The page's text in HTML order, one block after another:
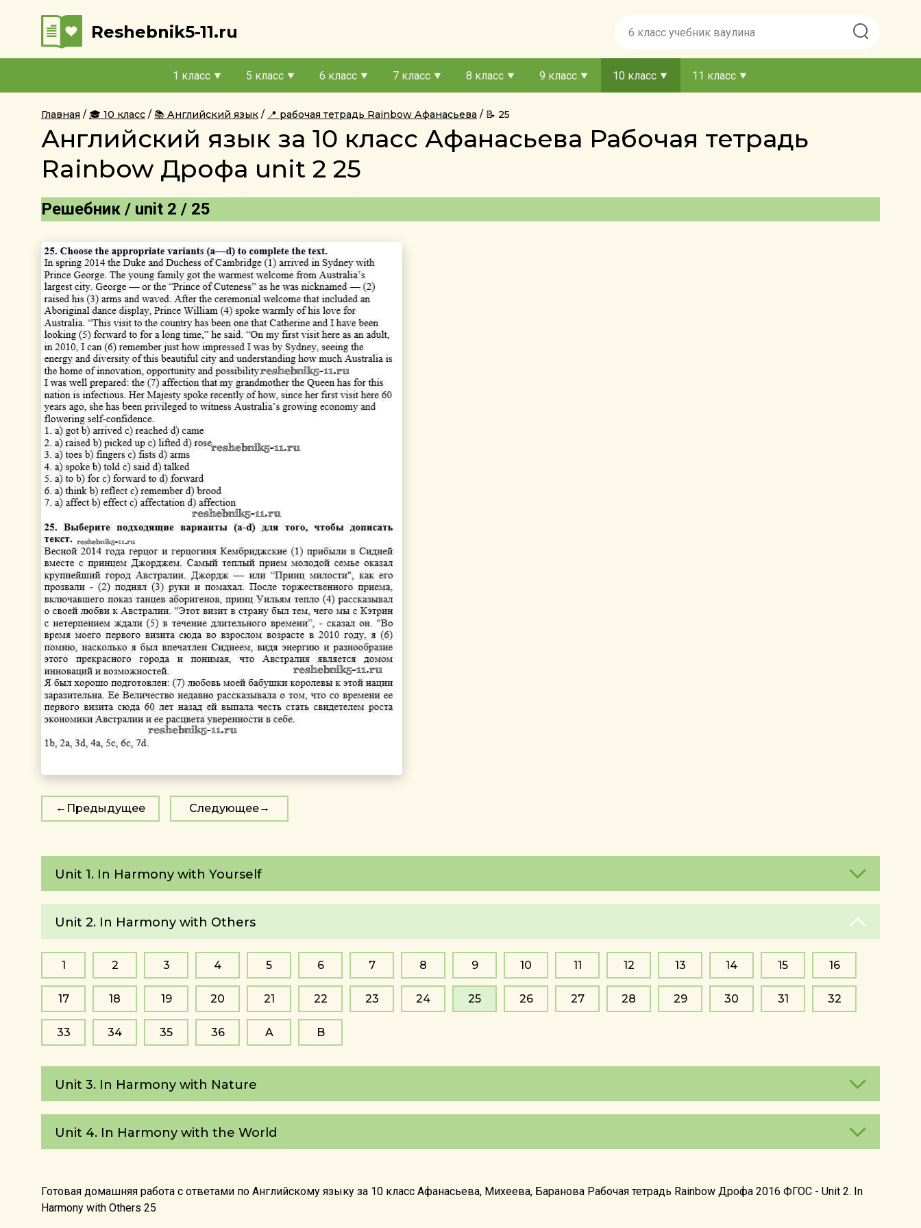
Reshebnik5-11.ru
1 класс 5 класс 6 класс 7 класс 8 класс 9 класс 10 класс 11 класс
Главная 🎓 10 класс 📚 Английский язык 📍 рабочая тетрадь Rainbow Афанасьева 📝 25
Английский язык за 10 класс Афанасьева Рабочая тетрадь
Rainbow Дрофа unit 2 25
Решебник / unit 2 / 25
Предыдущее Следующее
Unit 1. In Harmony with Yourself
Unit 2. In Harmony with Others
1 2 3 4 5 6 7 8 9 10 11 12 13 14 15 16
17 18 19 20 21 22 23 24 25 26 27 28 29 30 31 32
33 34 35 36 A B
Unit 3. In Harmony with Nature
Unit 4. In Harmony with the World
Готовая домашняя работа с ответами по Английскому языку за 10 класс Афанасьева, Михеева, Баранова Рабочая тетрадь Rainbow Дрофа 2016 ФГОС - Unit 2. In
Harmony with Others 25